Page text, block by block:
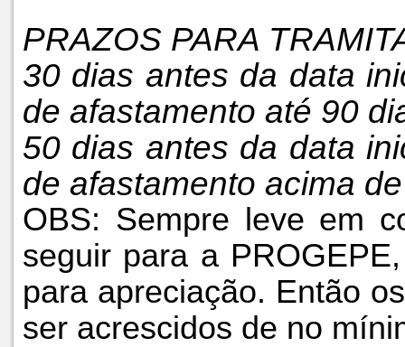
PRAZOS PARA
30 dias antes da data
de afastamento até 90
50 dias antes da data
de afastamento acima
OBS: Sempre leve em
seguir para a
para apreciação. Então
ser acrescidos de no